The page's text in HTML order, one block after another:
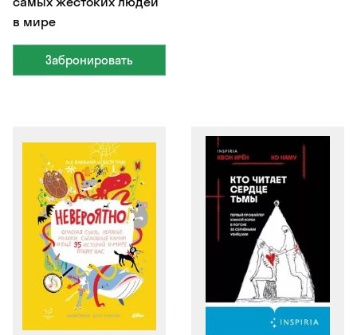
в мире
Забронировать